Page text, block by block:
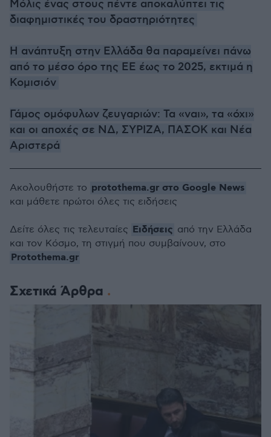
Mόλις ένας στους πέντε αποκαλύπτει τις
διαφημιστικές του δραστηριότητες
Η ανάπτυξη στην Ελλάδα θα παραμείνει πάνω
από το μέσο όρο της ΕΕ έως το 2025, εκτιμά η
Κομισιόν
Γάμος ομόφυλων ζευγαριών: Τα «ναι», τα «όχι»
και οι αποχές σε ΝΔ, ΣΥΡΙΖΑ, ΠΑΣΟΚ και Νέα
Αριστερά
Σχετικά Άρθρα
Ακολουθήστε το protothema.gr στο Google News
και μάθετε πρώτοι όλες τις ειδήσεις
Δείτε όλες τις τελευταίες Ειδήσεις από την Ελλάδα
και τον Κόσμο, τη στιγμή που συμβαίνουν, στο
Protothema.gr